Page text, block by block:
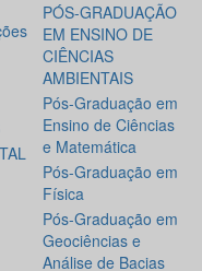
PÓS-GRADUAÇÃO
EM ENSINO DE
CIÊNCIAS
AMBIENTAIS
Pós-Graduação em
Ensino de Ciências
e Matemática
Pós-Graduação em
Física
Pós-Graduação em
Geociências e
Análise de Bacias